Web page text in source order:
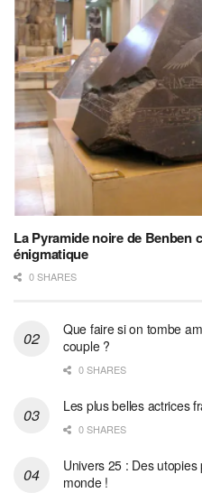
La Pyramide noire de Benben
énigmatique
0 SHARES
Que faire si on tombe
couple ?
0 SHARES
Les plus belles actrices
0 SHARES
Univers 25 : Des
monde !